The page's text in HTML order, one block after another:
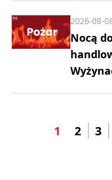
Nocą
2026-08-
1 2 3